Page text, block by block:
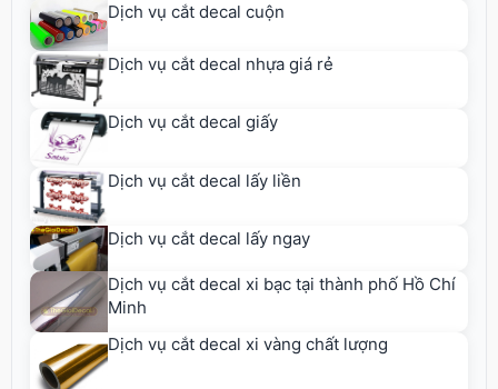
Dịch vụ cắt decal cuộn
Dịch vụ cắt decal nhựa giá rẻ
Dịch vụ cắt decal giấy
Dịch vụ cắt decal lấy liền
Dịch vụ cắt decal lấy ngay
Dịch vụ cắt decal xi bạc tại thành phố Hồ Chí
Minh
Dịch vụ cắt decal xi vàng chất lượng